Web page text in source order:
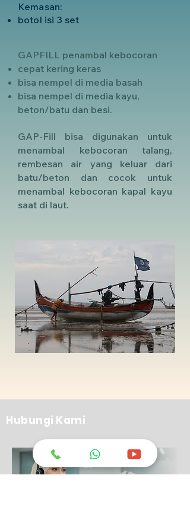
Kemasan:
botol isi 3 set
GAPFILL penambal kebocoran
cepat kering keras
bisa nempel di media basah
bisa nempel di media kayu,
beton/batu dan besi.
GAP-Fill bisa digunakan untuk
menambal kebocoran talang,
rembesan air yang keluar dari
batu/beton dan cocok untuk
menambal kebocoran kapal kayu
saat di laut.
Hubungi Kami